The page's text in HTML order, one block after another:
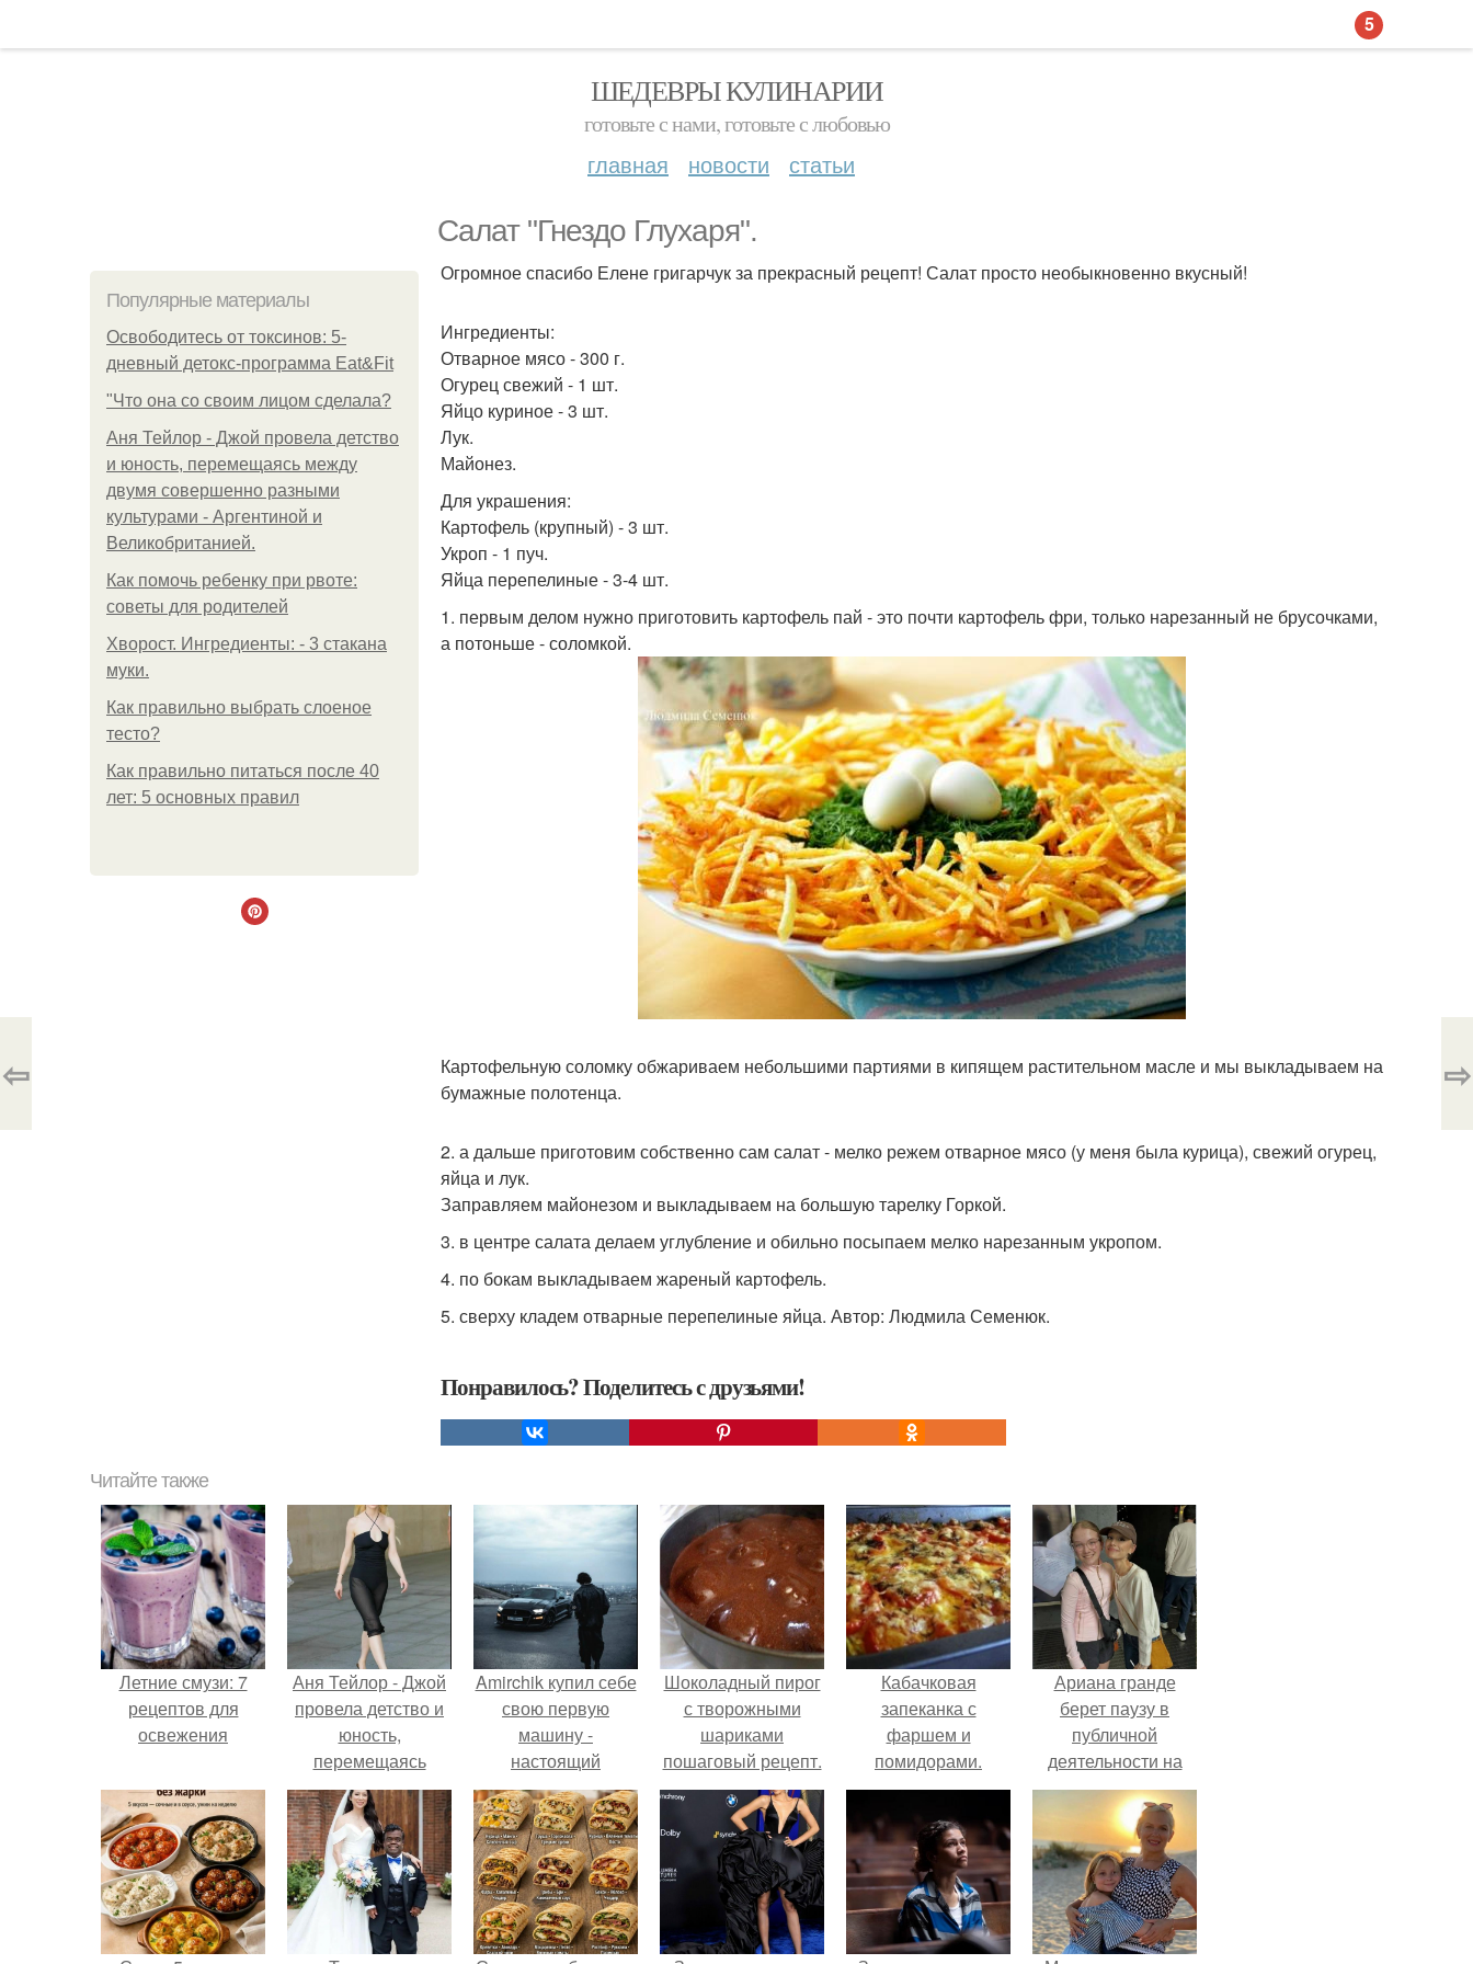
ШЕДЕВРЫ КУЛИНАРИИ
готовьте с нами, готовьте с любовью
главная новости статьи
Салат "Гнездо Глухаря".
Популярные материалы
Освободитесь от токсинов: 5-
дневный детокс-программа Eat&Fit
"Что она со своим лицом сделала?
Аня Тейлор - Джой провела детство
и юность, перемещаясь между
двумя совершенно разными
культурами - Аргентиной и
Великобританией.
Как помочь ребенку при рвоте:
советы для родителей
Хворост. Ингредиенты: - 3 стакана
муки.
Как правильно выбрать слоеное
тесто?
Как правильно питаться после 40
лет: 5 основных правил
Огромное спасибо Елене григарчук за прекрасный рецепт! Салат просто необыкновенно вкусный!
Ингредиенты:
Отварное мясо - 300 г.
Огурец свежий - 1 шт.
Яйцо куриное - 3 шт.
Лук.
Майонез.
Для украшения:
Картофель (крупный) - 3 шт.
Укроп - 1 пуч.
Яйца перепелиные - 3-4 шт.
1. первым делом нужно приготовить картофель пай - это почти картофель фри, только нарезанный не брусочками,
а потоньше - соломкой.
Картофельную соломку обжариваем небольшими партиями в кипящем растительном масле и мы выкладываем на
бумажные полотенца.
2. а дальше приготовим собственно сам салат - мелко режем отварное мясо (у меня была курица), свежий огурец,
яйца и лук.
Заправляем майонезом и выкладываем на большую тарелку Горкой.
3. в центре салата делаем углубление и обильно посыпаем мелко нарезанным укропом.
4. по бокам выкладываем жареный картофель.
5. сверху кладем отварные перепелиные яйца. Автор: Людмила Семенюк.
Понравилось? Поделитесь с друзьями!
⇦ ⇨
Читайте также
Летние смузи: 7
рецептов для
освежения
Аня Тейлор - Джой
провела детство и
юность,
перемещаясь
между двумя
совершенно
разными
культурами -
Аргентиной и
Великобританией.
Amirchik купил себе
свою первую
машину -
настоящий
автомобиль мечты
для многих
автолюбителей.
Шоколадный пирог
с творожными
шариками
пошаговый рецепт.
Кабачковая
запеканка с
фаршем и
помидорами.
Ариана гранде
берет паузу в
публичной
деятельности на
фоне слухов о
своем здоровье.
5